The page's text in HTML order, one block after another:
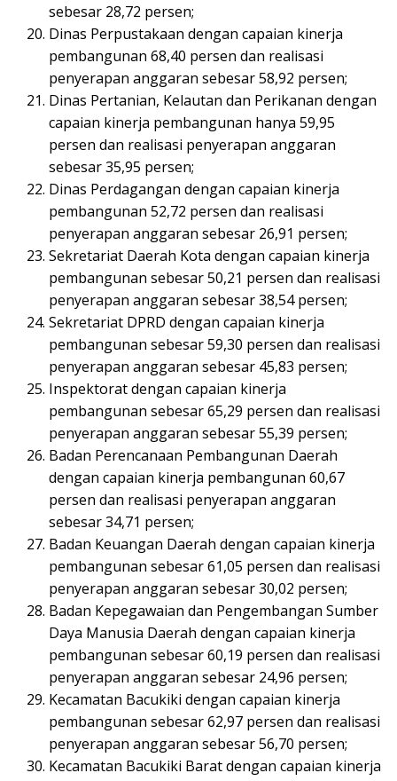
sebesar 28,72 persen;
Dinas Perpustakaan dengan capaian kinerja
pembangunan 68,40 persen dan realisasi
penyerapan anggaran sebesar 58,92 persen;
Dinas Pertanian, Kelautan dan Perikanan dengan
capaian kinerja pembangunan hanya 59,95
persen dan realisasi penyerapan anggaran
sebesar 35,95 persen;
Dinas Perdagangan dengan capaian kinerja
pembangunan 52,72 persen dan realisasi
penyerapan anggaran sebesar 26,91 persen;
Sekretariat Daerah Kota dengan capaian kinerja
pembangunan sebesar 50,21 persen dan realisasi
penyerapan anggaran sebesar 38,54 persen;
Sekretariat DPRD dengan capaian kinerja
pembangunan sebesar 59,30 persen dan realisasi
penyerapan anggaran sebesar 45,83 persen;
Inspektorat dengan capaian kinerja
pembangunan sebesar 65,29 persen dan realisasi
penyerapan anggaran sebesar 55,39 persen;
Badan Perencanaan Pembangunan Daerah
dengan capaian kinerja pembangunan 60,67
persen dan realisasi penyerapan anggaran
sebesar 34,71 persen;
Badan Keuangan Daerah dengan capaian kinerja
pembangunan sebesar 61,05 persen dan realisasi
penyerapan anggaran sebesar 30,02 persen;
Badan Kepegawaian dan Pengembangan Sumber
Daya Manusia Daerah dengan capaian kinerja
pembangunan sebesar 60,19 persen dan realisasi
penyerapan anggaran sebesar 24,96 persen;
Kecamatan Bacukiki dengan capaian kinerja
pembangunan sebesar 62,97 persen dan realisasi
penyerapan anggaran sebesar 56,70 persen;
Kecamatan Bacukiki Barat dengan capaian kinerja